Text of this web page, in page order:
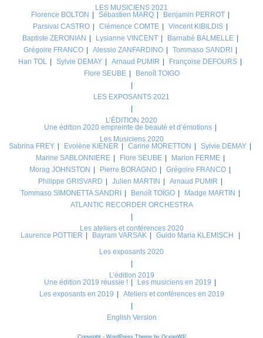
LES MUSICIENS 2021
Florence BOLTON
Sébastien MARQ
Benjamin PERROT
Parsival CASTRO
Clémence COMTE
Vincent KIBILDIS
Baptiste ZERONIAN
Lysianne VINCENT
Barnabé BALMELLE
Grégoire FRANCO
Alessio ZANFARDINO
Tommaso SANDRI
Han TOL
Sylvie DEMAY Arnaud PUMIR
Françoise DEFOURS
Flore SEUBE
Benoît TOIGO
LES EXPOSANTS 2021
L’ÉDITION 2020
Une édition 2020 empreinte de beauté et d’émotions
Les Musiciens 2020
Sabrina FREY
Evolène KIENER Carine MORETTON
Sylvie DEMAY
Marine SABLONNIERE
Flore SEUBE
Marion FERME
Morag JOHNSTON
Pierre BORAGNO
Grégoire FRANCO
Philippe GRISVARD
Julien MARTIN
Arnaud PUMIR
Tommaso SIMONETTA SANDRI
Benoît TOÏGO
Madge MARTIN
ATLANTIC RECORDER ORCHESTRA
Les ateliers et conférences 2020
Laurence POTTIER
Bayram VARSAK
Guido Maria KLEMISCH
Les exposants 2020
L’édition 2019
Une édition 2019 réussie !
Les musiciens en 2019
Les exposants en 2019
Ateliers et conférences en 2019
English Version